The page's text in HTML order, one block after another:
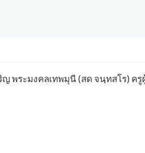
พระมงคลเทพมุนี (สด จนฺทสโร) ค